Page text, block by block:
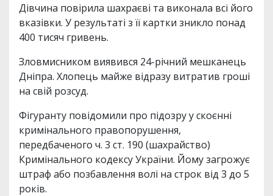
Дівчина повірила шахраєві та виконала всі його
вказівки. У результаті з її картки зникло понад
400 тисяч гривень.
Зловмисником виявився 24-річний мешканець
Дніпра. Хлопець майже відразу витратив гроші
на свій розсуд.
Фігуранту повідомили про підозру у скоєнні
кримінального правопорушення,
передбаченого ч. 3 ст. 190 (шахрайство)
Кримінального кодексу України. Йому загрожує
штраф або позбавлення волі на строк від 3 до 5
років.